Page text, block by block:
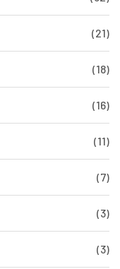
(21)
(18)
(16)
(11)
(7)
(3)
(3)